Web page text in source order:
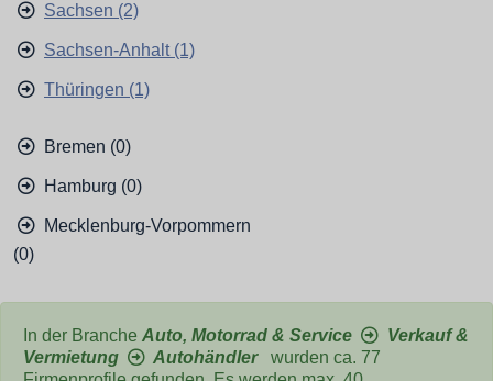
Sachsen (2)
Sachsen-Anhalt (1)
Thüringen (1)
Bremen (0)
Hamburg (0)
Mecklenburg-Vorpommern
(0)
In der Branche Auto, Motorrad & Service
Verkauf &
Vermietung
Autohändlerwurden ca. 77